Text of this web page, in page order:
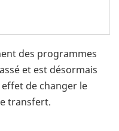
des programmes
et est désormais
de changer le
transfert.